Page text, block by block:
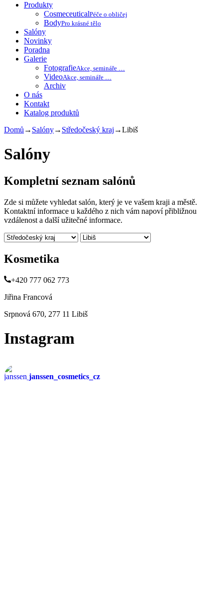
Produkty
CosmeceuticalPéče o obličej
BodyPro krásné tělo
Salóny
Novinky
Poradna
Galerie
FotografieAkce, semináře …
VideoAkce, semináře …
Archiv
O nás
Kontakt
Katalog produktů
Domů → Salóny→ Středočeský kraj →Libiš
Salóny
Kompletní seznam salónů
Zde si můžete vyhledat salón, který je ve vašem kraji a městě.
Kontaktní informace u každého z nich vám napoví přibližnou
vzdálenost a další užitečné informace.
Kosmetika
+420 777 062 773
Jiřina Francová
Srpnová 670, 277 11 Libiš
Instagram
janssen_cosmetics_cz